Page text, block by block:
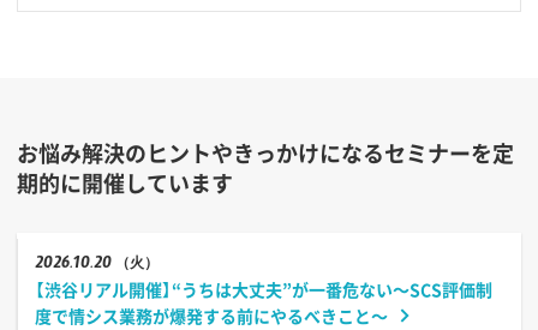
お悩み解決のヒントやきっかけになるセミナーを定
期的に開催しています
202610.20 （火）
【渋谷リアル開催】“うちは大丈夫”が一番危ない〜SCS評価制
度で情シス業務が爆発する前にやるべきこと〜